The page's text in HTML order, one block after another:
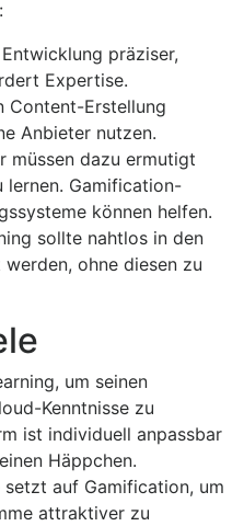
präziser,
Expertise.
Content-Erstellung
Anbieter nutzen.
müssen dazu ermutigt
lernen. Gamification-
können helfen.
sollte nahtlos in den
ohne diesen zu
um seinen
Kenntnisse zu
ist individuell anpassbar
Häppchen.
setzt auf Gamification, um
attraktiver zu